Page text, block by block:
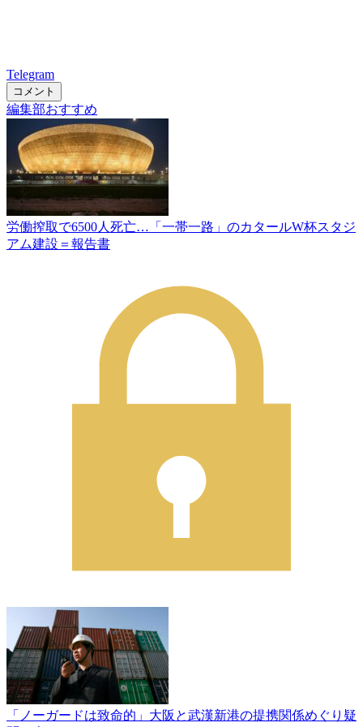
Telegram
コメント
編集部おすすめ
労働搾取で6500人死亡…「一帯一路」のカタールW杯スタジ
アム建設＝報告書
「ノーガードは致命的」大阪と武漢新港の提携関係めぐり疑